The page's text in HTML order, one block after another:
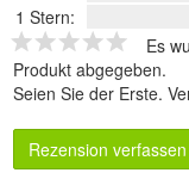
1 Stern:
Es
Produkt abgegeben.
Seien Sie der Erste.
Rezension verfassen